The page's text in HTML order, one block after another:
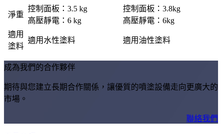
淨重
控制面板：3.5 kg
高壓靜電：6 kg
控制面板：3.8kg
高壓靜電：6kg
適用
塗料
適用水性塗料 適用油性塗料
成為我們的合作夥伴
期待與您建立長期合作關係，讓優質的噴塗設備走向更廣大的
市場。
聯絡我們